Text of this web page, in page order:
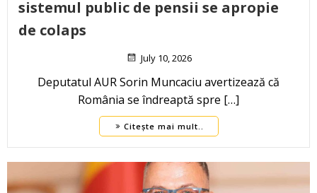
sistemul public de pensii se apropie
de colaps
July 10, 2026
Deputatul AUR Sorin Muncaciu avertizează că
România se îndreaptă spre […]
Citește mai mult..